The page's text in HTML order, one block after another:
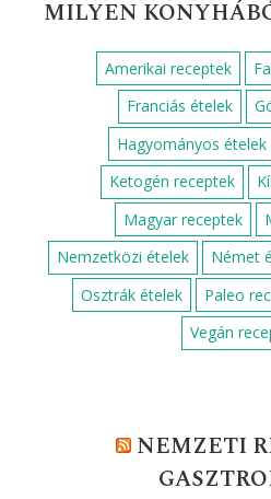
MILYEN
Amerikai receptek
Franciás ételek
Hagyományos ételek
Ketogén receptek
Magyar receptek
Nemzetközi ételek
Német
Osztrák ételek
Paleo
Vegán
NEMZETI